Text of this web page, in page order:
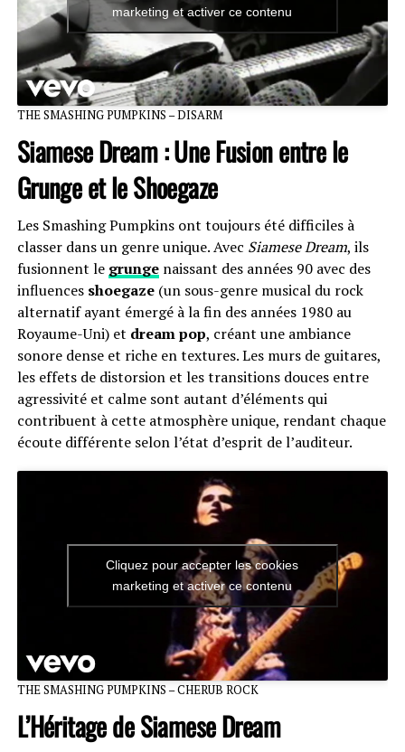
marketing et activer ce contenu
THE SMASHING PUMPKINS – DISARM
Siamese Dream :Une Fusion entre le
Grunge et le Shoegaze
Les Smashing Pumpkins ont toujours été difficiles à
classer dans un genre unique. Avec Siamese Dream, ils
fusionnent le grungenaissant des années 90 avec des
influences shoegaze(un sous-genre musical du rock
alternatif ayant émergé à la fin des années 1980 au
Royaume-Uni) et dream pop, créant une ambiance
sonore dense et riche en textures. Les murs de guitares,
les effets de distorsion et les transitions douces entre
agressivité et calme sont autant d’éléments qui
contribuent à cette atmosphère unique, rendant chaque
écoute différente selon l’état d’esprit de l’auditeur.
Cliquez pour accepter les cookies
marketing et activer ce contenu
THE SMASHING PUMPKINS – CHERUB ROCK
L’Héritage de Siamese Dream